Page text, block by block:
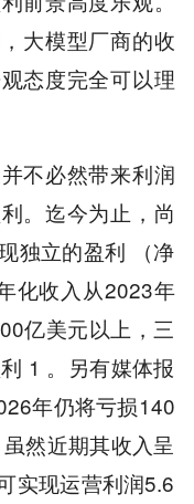
大模型厂商的收
态度完全可以理
不必然带来利润
。迄今为止，尚
独立的盈利 （净
化收入从2023年
亿美元以上，三
1 。另有媒体报
年仍将亏损140
然近期其收入呈
实现运营利润5.6